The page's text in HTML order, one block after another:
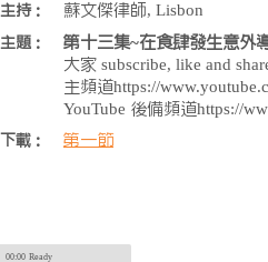
主持： 蘇文傑律師, Lisbon
主題：
第十三集~在食肆發生意外
大家 subscribe, like and
主頻道https://
YouTube 後備頻道https://
下載： 第一節
00:00 Ready